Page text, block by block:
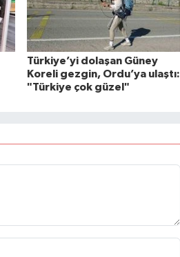
Türkiye’yi dolaşan Güney
Koreli gezgin, Ordu’ya ulaştı:
"Türkiye çok güzel"